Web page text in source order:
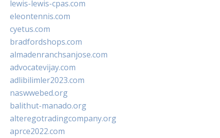
lewis-lewis-cpas.com
eleontennis.com
cyetus.com
bradfordshops.com
almadenranchsanjose.com
advocatevijay.com
adlibilimler2023.com
naswwebed.org
balithut-manado.org
alteregotradingcompany.org
aprce2022.com